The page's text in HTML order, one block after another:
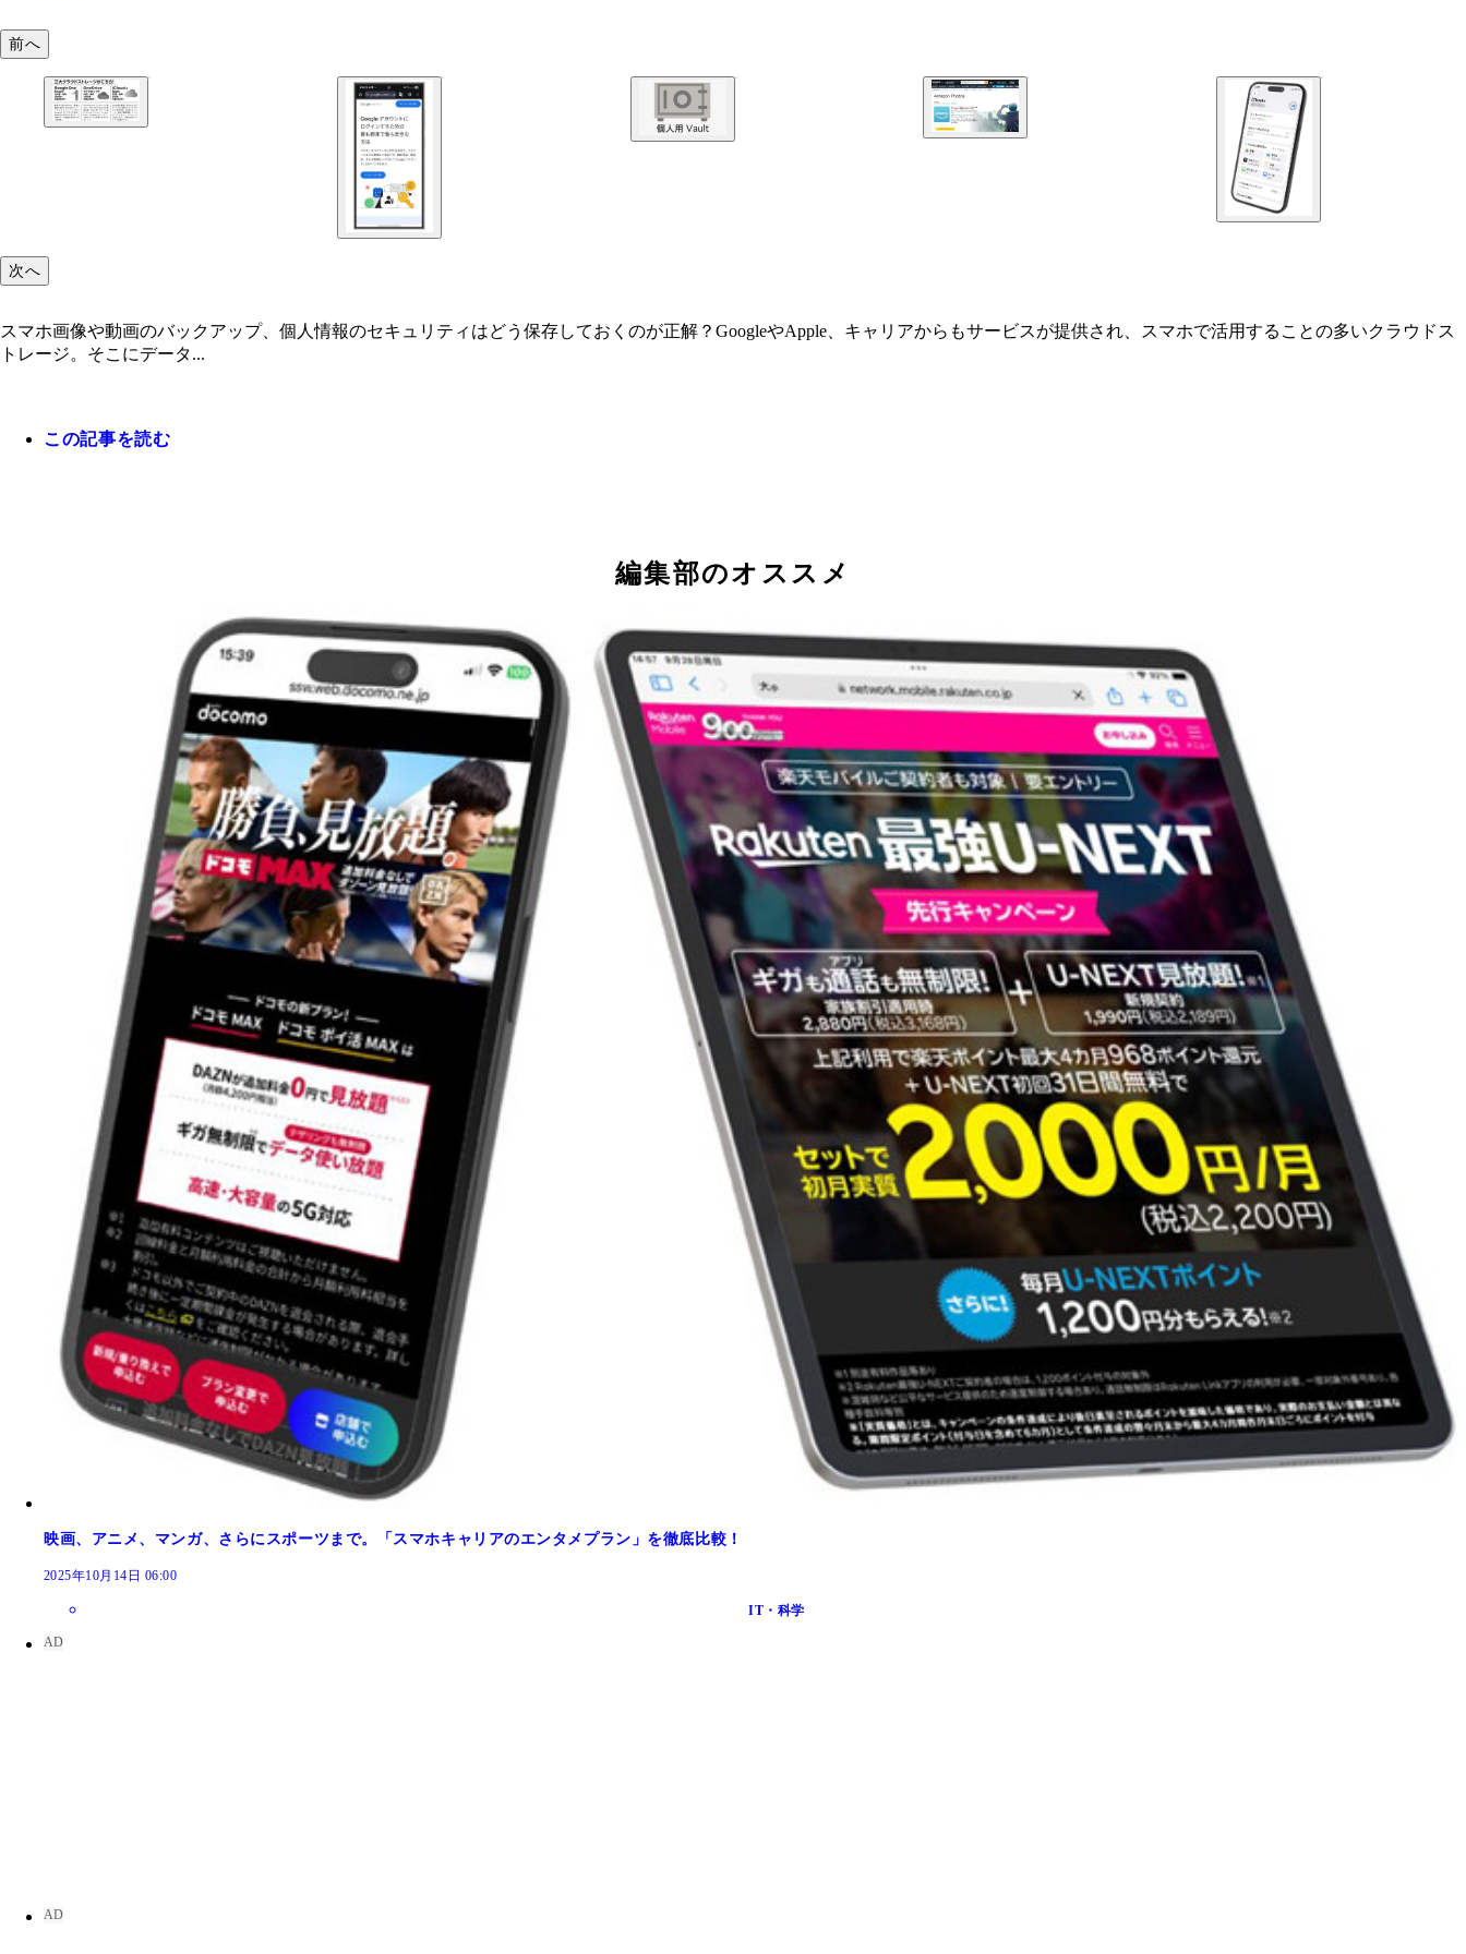
OneDriveはよりセキュリティレベルの高い「個人用 Vault」を用意。指紋、顔認証、SMSコードなどでロックを解除でき、身分証明書なども安全に保管できる
アマゾンのプライム会員（月額600円）なら無料で利用できる画像専用のオンラインストレージ「Amazon Photos」。画像を無制限で保存できる神サービス
前へ
次へ
スマホ画像や動画のバックアップ、個人情報のセキュリティはどう保存しておくのが正解？GoogleやApple、キャリアからもサービスが提供され、スマホで活用することの多いクラウドス
トレージ。そこにデータ...
この記事を読む
編集部のオススメ
映画、アニメ、マンガ、さらにスポーツまで。「スマホキャリアのエンタメプラン」を徹底比較！
2025年10月14日 06:00
IT・科学